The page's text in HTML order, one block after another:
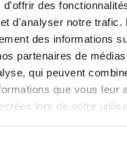
d'offrir des
d'analyser notre trafic.
des informations
partenaires de
qui peuvent
que vous leur
lors de votre
Ceci pourrait aussi